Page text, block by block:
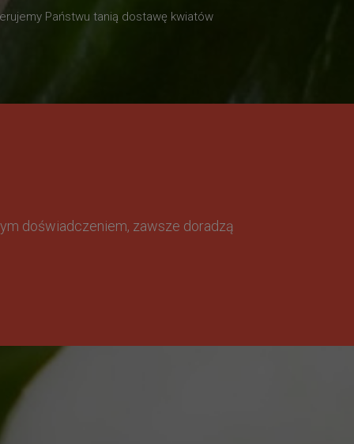
Państwu tanią dostawę kwiatów
doświadczeniem, zawsze doradzą